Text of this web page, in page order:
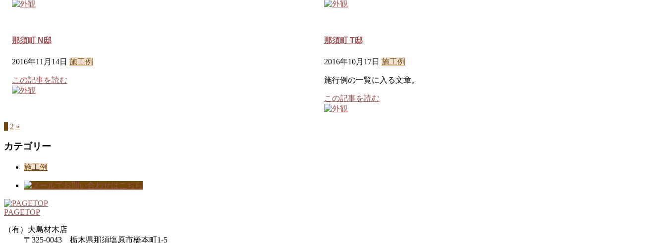
那須町 N邸
2016年11月14日 施工例
この記事を読む
那須町 T邸
2016年10月17日 施工例
施行例の一覧に入る文章。
この記事を読む
2 »
カテゴリー
施工例
PAGETOP
（有）大島材木店
〒325-0043 栃木県那須塩原市橋本町1-5